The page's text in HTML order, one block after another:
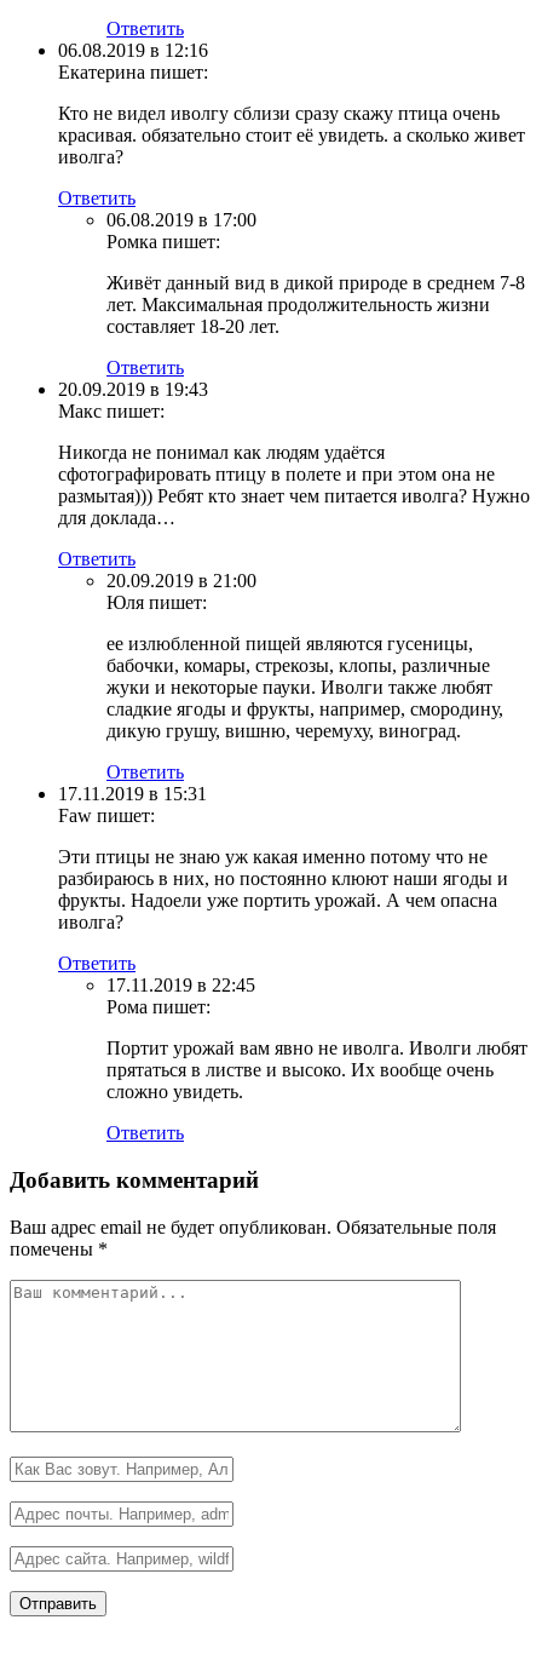
Ответить
06.08.2019 в 12:16
Екатерина пишет:
Кто не видел иволгу сблизи сразу скажу птица очень
красивая. обязательно стоит её увидеть. а сколько живет
иволга?
Ответить
06.08.2019 в 17:00
Ромка пишет:
Живёт данный вид в дикой природе в среднем 7-8
лет. Максимальная продолжительность жизни
составляет 18-20 лет.
Ответить
20.09.2019 в 19:43
Макс пишет:
Никогда не понимал как людям удаётся
сфотографировать птицу в полете и при этом она не
размытая))) Ребят кто знает чем питается иволга? Нужно
для доклада…
Ответить
20.09.2019 в 21:00
Юля пишет:
ее излюбленной пищей являются гусеницы,
бабочки, комары, стрекозы, клопы, различные
жуки и некоторые пауки. Иволги также любят
сладкие ягоды и фрукты, например, смородину,
дикую грушу, вишню, черемуху, виноград.
Ответить
17.11.2019 в 15:31
Faw пишет:
Эти птицы не знаю уж какая именно потому что не
разбираюсь в них, но постоянно клюют наши ягоды и
фрукты. Надоели уже портить урожай. А чем опасна
иволга?
Ответить
17.11.2019 в 22:45
Рома пишет:
Портит урожай вам явно не иволга. Иволги любят
прятаться в листве и высоко. Их вообще очень
сложно увидеть.
Ответить
Добавить комментарий
Ваш адрес email не будет опубликован. Обязательные поля
помечены *